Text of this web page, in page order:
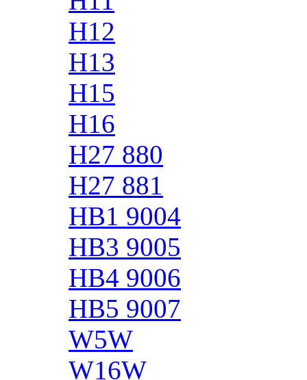
H12
H13
H15
H16
H27 880
H27 881
HB1 9004
HB3 9005
HB4 9006
HB5 9007
W5W
W16W